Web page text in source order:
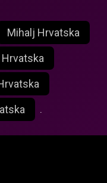
Mihalj Hrvatska
.